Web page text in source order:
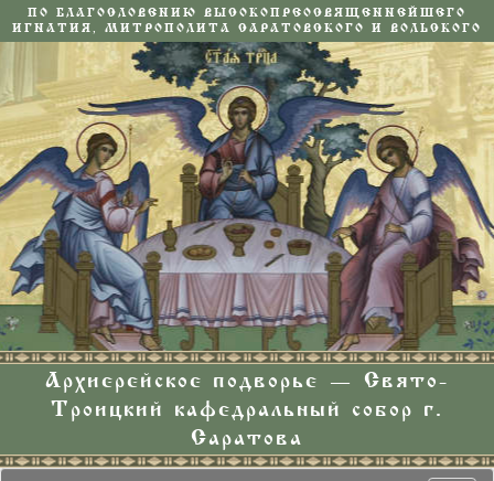
ПО БЛАГОСЛОВЕНИЮ ВЫСОКОПРЕОСВЯЩЕННЕЙШЕГО
ИГНАТИЯ, МИТРОПОЛИТА САРАТОВСКОГО И ВОЛЬСКОГО
Архиерейское подворье — Свято-
Троицкий кафедральный собор г.
Саратова